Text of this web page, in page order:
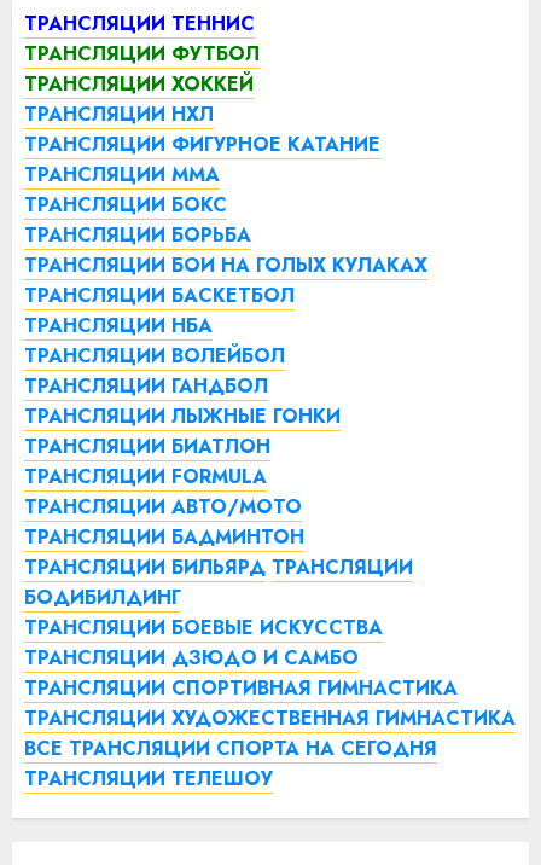
ТРАНСЛЯЦИИ ТЕННИС
ТРАНСЛЯЦИИ ФУТБОЛ
ТРАНСЛЯЦИИ ХОККЕЙ
ТРАНСЛЯЦИИ НХЛ
ТРАНСЛЯЦИИ ФИГУРНОЕ КАТАНИЕ
ТРАНСЛЯЦИИ ММА
ТРАНСЛЯЦИИ БОКС
ТРАНСЛЯЦИИ БОРЬБА
ТРАНСЛЯЦИИ БОИ НА ГОЛЫХ КУЛАКАХ
ТРАНСЛЯЦИИ БАСКЕТБОЛ
ТРАНСЛЯЦИИ НБА
ТРАНСЛЯЦИИ ВОЛЕЙБОЛ
ТРАНСЛЯЦИИ ГАНДБОЛ
ТРАНСЛЯЦИИ ЛЫЖНЫЕ ГОНКИ
ТРАНСЛЯЦИИ БИАТЛОН
ТРАНСЛЯЦИИ FORMULA
ТРАНСЛЯЦИИ АВТО/МОТО
ТРАНСЛЯЦИИ БАДМИНТОН
ТРАНСЛЯЦИИ БИЛЬЯРД ТРАНСЛЯЦИИ
БОДИБИЛДИНГ
ТРАНСЛЯЦИИ БОЕВЫЕ ИСКУССТВА
ТРАНСЛЯЦИИ ДЗЮДО И САМБО
ТРАНСЛЯЦИИ СПОРТИВНАЯ ГИМНАСТИКА
ТРАНСЛЯЦИИ ХУДОЖЕСТВЕННАЯ ГИМНАСТИКА
ВСЕ ТРАНСЛЯЦИИ СПОРТА НА СЕГОДНЯ
ТРАНСЛЯЦИИ ТЕЛЕШОУ